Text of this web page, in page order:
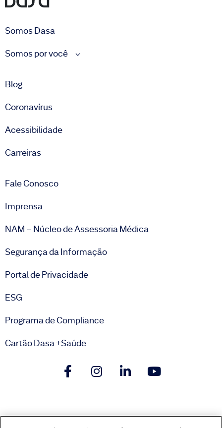
Somos Dasa
Somos por você
Blog
Coronavírus
Acessibilidade
Carreiras
Fale Conosco
Imprensa
NAM – Núcleo de Assessoria Médica
Segurança da Informação
Portal de Privacidade
ESG
Programa de Compliance
Cartão Dasa +Saúde